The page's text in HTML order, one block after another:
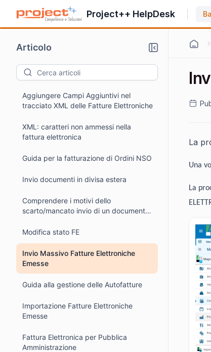
Project++ HelpDesk
Articolo
Aggiungere Campi Aggiuntivi nel
tracciato XML delle Fatture Elettroniche
XML: caratteri non ammessi nella
fattura elettronica
Guida per la fatturazione di Ordini NSO
Invio documenti in divisa estera
Comprendere i motivi dello
scarto/mancato invio di un documento
Modifica stato FE
Invio Massivo Fatture Elettroniche
Emesse
Guida alla gestione delle Autofatture
Importazione Fatture Elettroniche
Emesse
Fattura Elettronica per Pubblica
Amministrazione
La
Una
La